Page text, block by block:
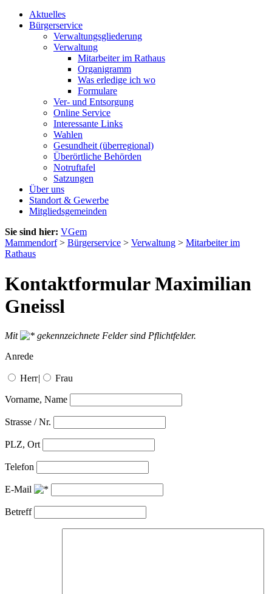
Aktuelles
Bürgerservice
Verwaltungsgliederung
Verwaltung
Mitarbeiter im Rathaus
Organigramm
Was erledige ich wo
Formulare
Ver- und Entsorgung
Online Service
Interessante Links
Wahlen
Gesundheit (überregional)
Überörtliche Behörden
Notruftafel
Satzungen
Über uns
Standort & Gewerbe
Mitgliedsgemeinden
Sie sind hier: VGem
Mammendorf> Bürgerservice > Verwaltung > Mitarbeiter im
Rathaus
Kontaktformular Maximilian
Gneissl
Mit
gekennzeichnete Felder sind Pflichtfelder.
Anrede
Herr| Frau
Vorname, Name
Strasse / Nr.
PLZ, Ort
Telefon
E-Mail
Betreff